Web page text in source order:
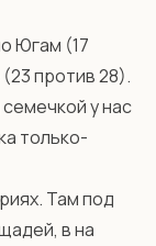
Югам (17
против 28).
у нас
только-
Там под
в на